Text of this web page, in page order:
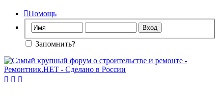
Помощь
Запомнить?
  